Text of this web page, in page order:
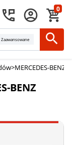
0
Zaawansowane
>MERCEDES-BENZ
BENZ